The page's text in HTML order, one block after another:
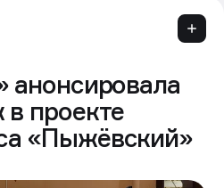
анонсировала
проекте
«Пыжёвский»